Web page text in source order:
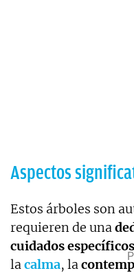
Aspectos
Estos árboles son
requieren de una
cuidados específicos
lacalma, la